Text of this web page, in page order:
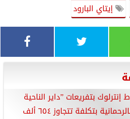
إيتاي البارود
إنترلوك بتفريعات ”داير الناحية
القبلي” بالرحمانية بتكلفة تتجاوز ٦٥٤ ألف